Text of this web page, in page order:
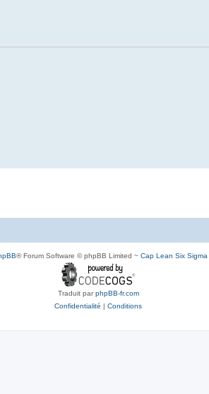
® Forum Software © phpBB Limited ~ Cap Lean Six Sigma
Traduit parphpBB-fr.com
Confidentialité | Conditions